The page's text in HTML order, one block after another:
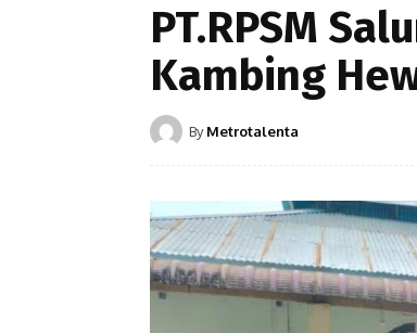
PT.RPSM
Kambing
By Metrotalenta